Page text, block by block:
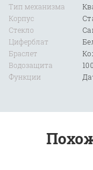
Тип механизма
Корпус
Стекло
Циферблат
Браслет
Водозащита
Функции